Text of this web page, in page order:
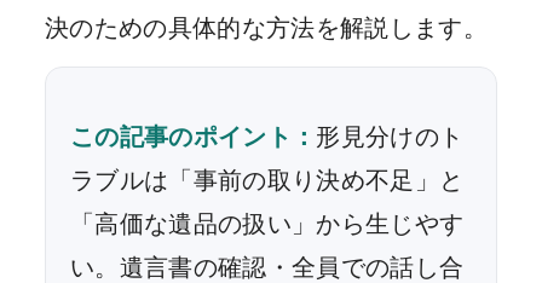
決のための具体的な方法を解説します。
この記事のポイント： 形見分けのト
ラブルは「事前の取り決め不足」と
「高価な遺品の扱い」から生じやす
い。遺言書の確認・全員での話し合